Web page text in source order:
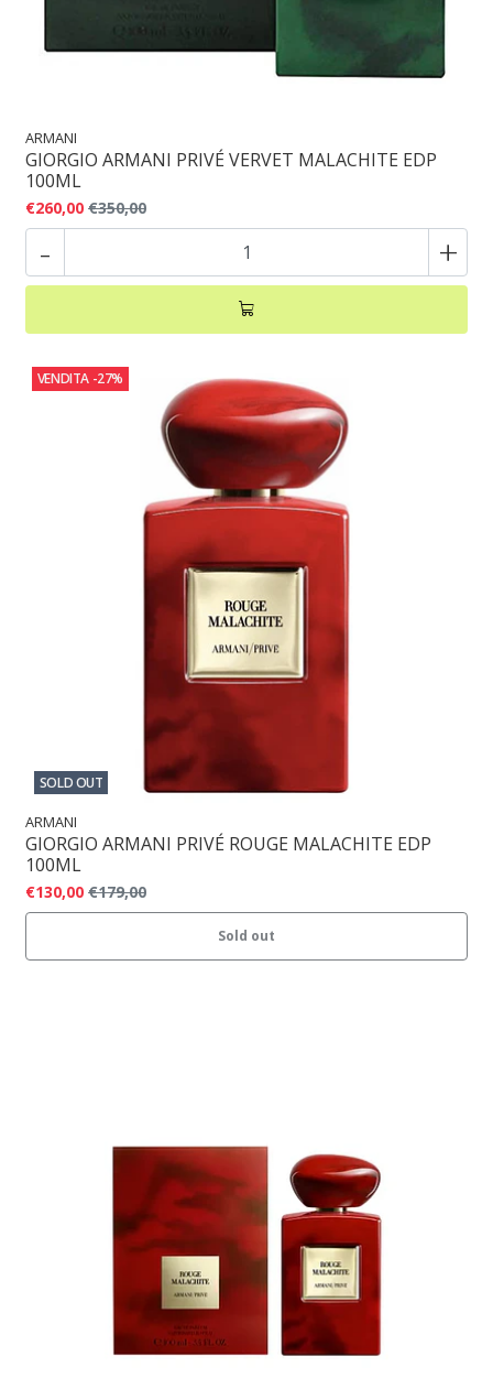
ARMANI
GIORGIO ARMANI PRIVÉ VERVET MALACHITE EDP
100ML
€260,00 €350,00
- +
VENDITA -27%
SOLD OUT
ARMANI
GIORGIO ARMANI PRIVÉ ROUGE MALACHITE EDP
100ML
€130,00 €179,00
Sold out